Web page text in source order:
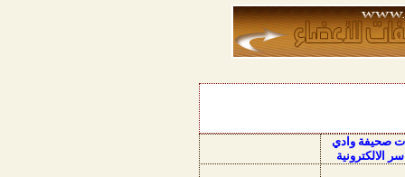
صحيفة وادي
الالكترونية